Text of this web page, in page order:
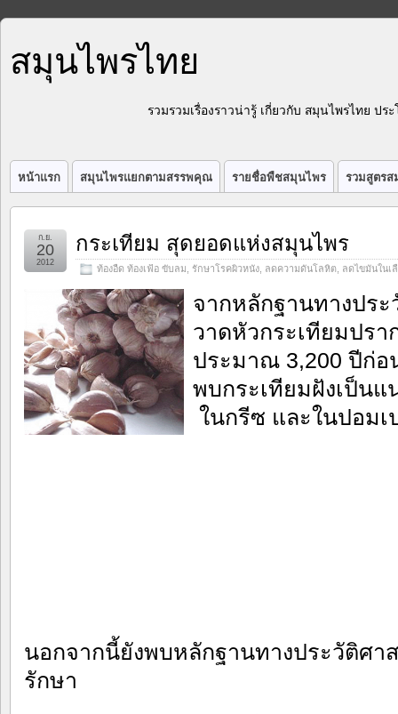
สมุนไพรไทย
รวมรวมเรื่องราวน่ารู้ เกี่ยวกับ สมุนไพรไทย ป
หน้าแรก สมุนไพรแยกตามสรรพคุณ รายชื่อพืชสมุนไพร รวมสูตรส
กระเทียม สุดยอดแห่งสมุนไพร
ท้องอืด ท้องเฟ้อ ขับลม รักษาโรคผิวหนัง ลดความดันโลหิต ลดไขมันในเ
ก.ย.
20
2012
จากหลักฐานทางปร
วาดหัวกระเทียมปร
ประมาณ 3,200 ปีก่
พบกระเทียมฝังเป็นแ
ในกรีซ และในปอมเ
นอกจากนี้ยังพบหลักฐานทางประวัติศา
รักษา